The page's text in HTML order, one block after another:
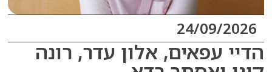
24/09/
עפאים, אלון עדר, רונה